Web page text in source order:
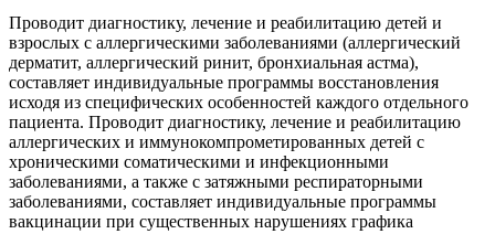
Проводит диагностику, лечение и реабилитацию детей и
взрослых с аллергическими заболеваниями (аллергический
дерматит, аллергический ринит, бронхиальная астма),
составляет индивидуальные программы восстановления
исходя из специфических особенностей каждого отдельного
пациента. Проводит диагностику, лечение и реабилитацию
аллергических и иммунокомпрометированных детей с
хроническими соматическими и инфекционными
заболеваниями, а также с затяжными респираторными
заболеваниями, составляет индивидуальные программы
вакцинации при существенных нарушениях графика